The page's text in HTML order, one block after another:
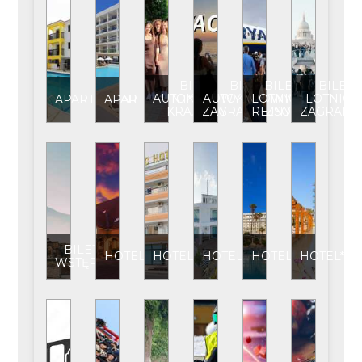
APARTAMENTAPARTAMENT****
AUTOKAROWY
KRAJOWY
BILET
AUTOKAROWY
ZAGRANICZNY
BILET
LOTNICZY
REJSOWY
BILET
WSTĘPUHOTEL HOTEL**HOTEL***HOTEL****HOTEL*****